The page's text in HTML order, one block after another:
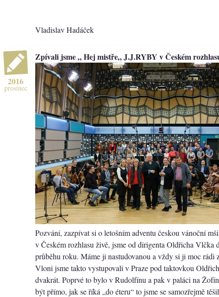
Vladislav Hadáček
2016
prosinec
Zpívali jsme „ Hej mistře„ J.J.RYBY v Českém
Pozvání, zazpívat si o letošním adventu českou vánoční
v Českém rozhlasu živě, jsme od dirigenta Oldřicha Vlčka
průběhu roku. Máme ji nastudovanou a vždy si ji moc rádi
Vloni jsme takto vystupovali v Praze pod taktovkou
dvakrát. Poprvé to bylo v Rudolfínu a pak v paláci na
být přímo, jak se říká „do éteru“ to jsme se samozřejmě